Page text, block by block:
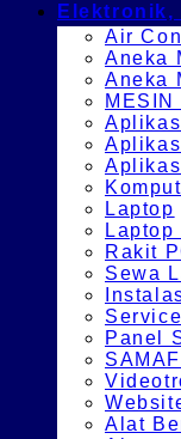
Elektronik,
Air
Aneka
Aneka
Laptop
Laptop
Rakit
Sewa
Panel
Alat